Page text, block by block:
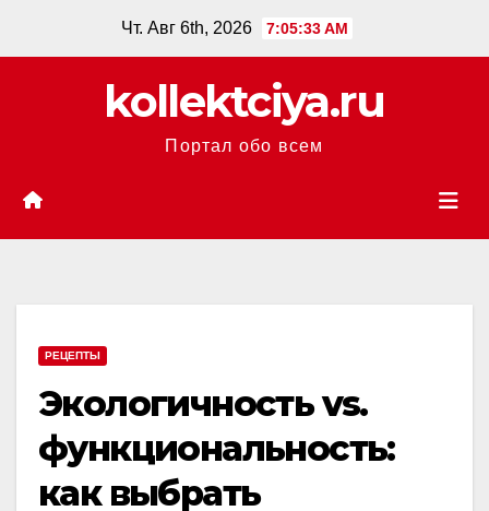
Чт. Авг 6th, 2026 7:05:34 AM
kollektciya.ru
Портал обо всем
РЕЦЕПТЫ
Экологичность vs.
функциональность:
как выбрать